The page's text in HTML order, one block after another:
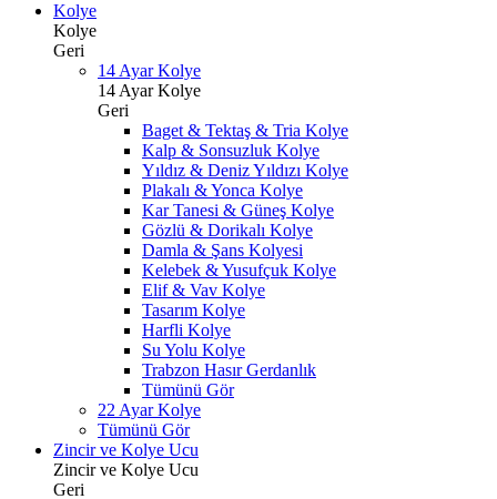
Kolye
Kolye
Geri
14 Ayar Kolye
14 Ayar Kolye
Geri
Baget & Tektaş & Tria Kolye
Kalp & Sonsuzluk Kolye
Yıldız & Deniz Yıldızı Kolye
Plakalı & Yonca Kolye
Kar Tanesi & Güneş Kolye
Gözlü & Dorikalı Kolye
Damla & Şans Kolyesi
Kelebek & Yusufçuk Kolye
Elif & Vav Kolye
Tasarım Kolye
Harfli Kolye
Su Yolu Kolye
Trabzon Hasır Gerdanlık
Tümünü Gör
22 Ayar Kolye
Tümünü Gör
Zincir ve Kolye Ucu
Zincir ve Kolye Ucu
Geri